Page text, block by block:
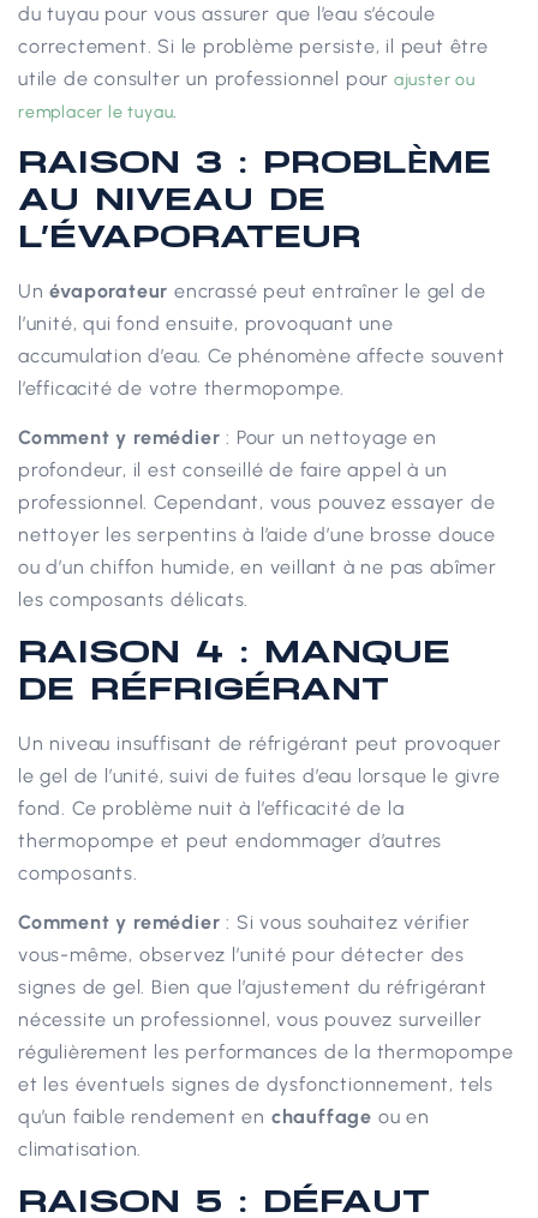
du tuyau pour vous assurer que l’eau s’écoule
correctement. Si le problème persiste, il peut être
utile de consulter un professionnel pour ajuster ou
remplacer le tuyau
RAISON 3 : PROBLÈME
AU NIVEAU DE
L’ÉVAPORATEUR
Unévaporateur encrassé peut entraîner le gel de
l’unité, qui fond ensuite, provoquant une
accumulation d’eau. Ce phénomène affecte souvent
l’efficacité de votre thermopompe.
Comment y remédier : Pour un nettoyage en
profondeur, il est conseillé de faire appel à un
professionnel. Cependant, vous pouvez essayer de
nettoyer les serpentins à l’aide d’une brosse douce
ou d’un chiffon humide, en veillant à ne pas abîmer
les composants délicats.
RAISON 4 : MANQUE
DE RÉFRIGÉRANT
Un niveau insuffisant de réfrigérant peut provoquer
le gel de l’unité, suivi de fuites d’eau lorsque le givre
fond. Ce problème nuit à l’efficacité de la
thermopompe et peut endommager d’autres
composants.
Comment y remédier : Si vous souhaitez vérifier
vous-même, observez l’unité pour détecter des
signes de gel. Bien que l’ajustement du réfrigérant
nécessite un professionnel, vous pouvez surveiller
régulièrement les performances de la thermopompe
et les éventuels signes de dysfonctionnement, tels
qu’un faible rendement en chauffage ou en
climatisation.
RAISON 5 : DÉFAUT